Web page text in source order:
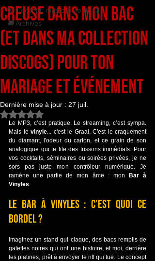
🎤 Concept, matos & vie de Dj
🚚 Archives
Creuse dans mon bac
(et dans ma collection
Discogs) pour ton
mariage et événement
Dernière mise à jour : 27 juil.
Noté NaN étoiles sur 5.
Le MP3, c’est pratique. Le streaming, c’est sympa.
Mais le vinyle... c'est le Graal. C'est le craquement
du diamant, l'odeur du carton, et ce grain de son
analogique qui te file des frissons immédiats. Pour
vos cocktails, séminaires ou soirées privées, je ne
sors pas juste mon contrôleur numérique. Je
ramène une partie de mon âme : mon
Bar à
Vinyles.
Le Bar à Vinyles : C’est quoi ce
bordel ?
Imaginez un stand qui claque, des bacs remplis de
galettes noires qui ont une histoire, et moi, derrière
les platines, prêt à envoyer le riff qui tue. Le concept